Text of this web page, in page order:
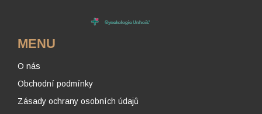
MENU
O nás
Obchodní podmínky
Zásady ochrany osobních údajů